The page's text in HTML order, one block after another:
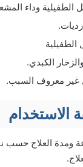
الطفيلية وداء
الكبدي.
غير معروف السبب.
الاستخدام
ومدة العلاج حسب